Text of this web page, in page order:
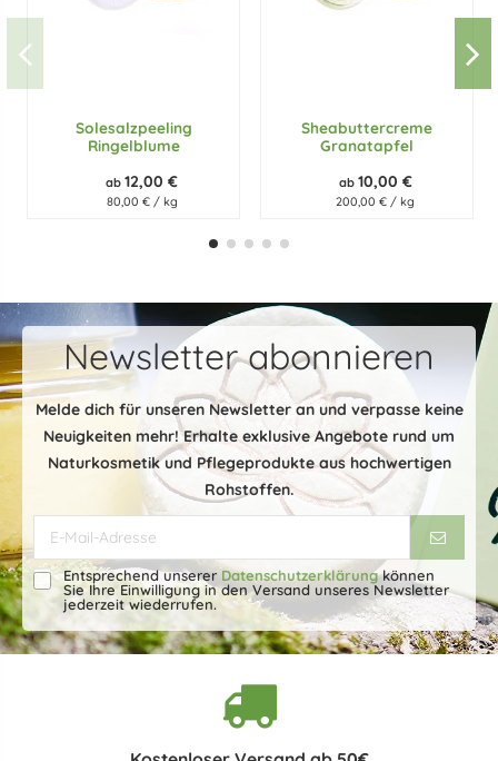
Solesalzpeeling
Ringelblume
ab 12,00 €
80,00 € / kg
Sheabuttercreme
Granatapfel
ab 10,00 €
200,00 € / kg
Newsletter abonnieren
Melde dich für unseren Newsletter an und verpasse keine
Neuigkeiten mehr! Erhalte exklusive Angebote rund um
Naturkosmetik und Pflegeprodukte aus hochwertigen
Rohstoffen.
Entsprechend unsererDatenschutzerklärungkönnen
Sie Ihre Einwilligung in den Versand unseres Newsletter
jederzeit wiederrufen.